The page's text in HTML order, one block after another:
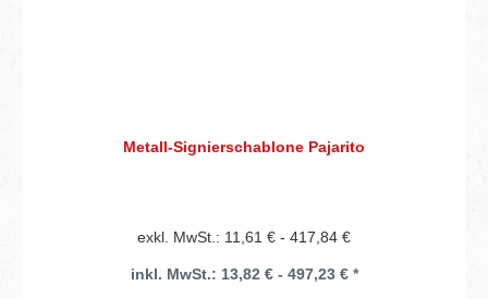
Metall-Signierschablone Pajarito
exkl. MwSt.: 11,61 € - 417,84 €
inkl. MwSt.: 13,82 € - 497,23 € *